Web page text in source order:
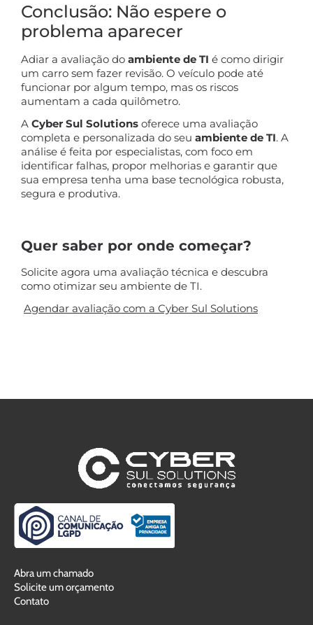
Conclusão: Não espere o
problema aparecer
Adiar a avaliação do ambiente de TI é como dirigir
um carro sem fazer revisão. O veículo pode até
funcionar por algum tempo, mas os riscos
aumentam a cada quilômetro.
A Cyber Sul Solutions oferece uma avaliação
completa e personalizada do seu ambiente de TI. A
análise é feita por especialistas, com foco em
identificar falhas, propor melhorias e garantir que
sua empresa tenha uma base tecnológica robusta,
segura e produtiva.
Quer saber por onde começar?
Solicite agora uma avaliação técnica e descubra
como otimizar seu ambiente de TI.
Agendar avaliação com a Cyber Sul Solutions
Abra um chamado
Solicite um orçamento
Contato